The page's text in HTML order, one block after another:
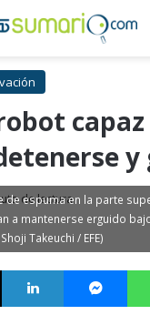
capaz
y
de lectura
de espuma en la parte
a mantenerse erguido
Takeuchi / EFE)
X LinkedIn